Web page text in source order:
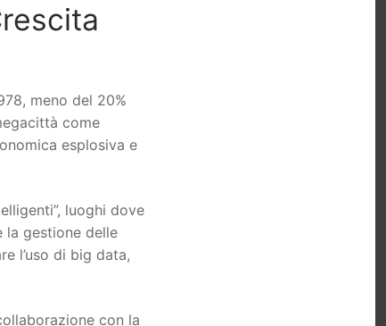
meno del 20%
come
esplosiva e
luoghi dove
la gestione delle
l’uso di big data,
con la